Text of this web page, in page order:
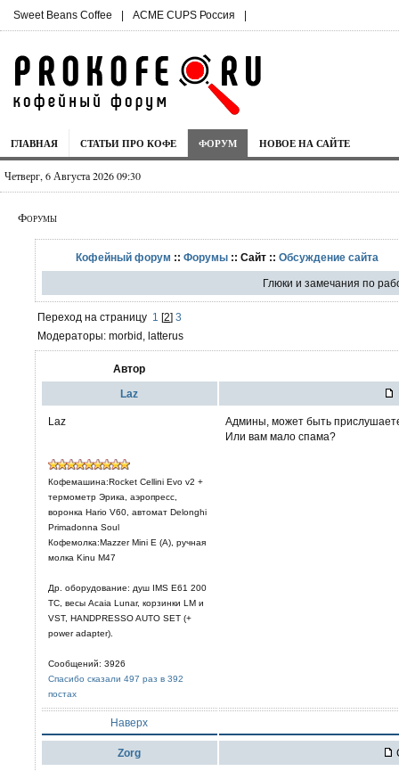
Sweet Beans Coffee | ACME CUPS Россия |
ГЛАВНАЯ СТАТЬИ ПРО КОФЕ ФОРУМ НОВОЕ НА САЙТЕ
Четверг, 6 Августа 2026 09:30
Форумы
Кофейный форум :: Форумы :: Сайт :: Обсуждение сайта
Глюки и замечания по
Переход на страницу 1 [2] 3
Модераторы: morbid, latterus
Автор
Laz
Laz
Кофемашина:Rocket Cellini Evo v2 +
термометр Эрика, аэропресс,
воронка Hario V60, автомат Delonghi
Primadonna Soul
Кофемолка:Mazzer Mini E (A), ручная
молка Kinu M47
Др. оборудование: душ IMS E61 200
TC, весы Acaia Lunar, корзинки LM и
VST, HANDPRESSO AUTO SET (+
power adapter).
Сообщений: 3926
Спасибо сказали 497 раз в 392
постах
Админы, может быть
Или вам мало спама?
Наверх
Zorg